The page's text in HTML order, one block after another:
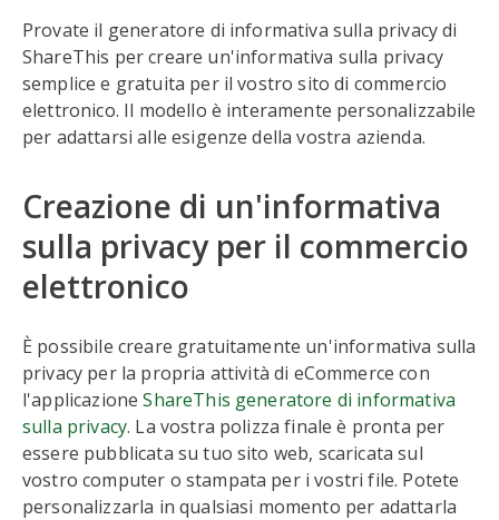
Provate il generatore di informativa sulla privacy di
ShareThis per creare un'informativa sulla privacy
semplice e gratuita per il vostro sito di commercio
elettronico. Il modello è interamente personalizzabile
per adattarsi alle esigenze della vostra azienda.
Creazione di un'informativa
sulla privacy per il commercio
elettronico
È possibile creare gratuitamente un'informativa sulla
privacy per la propria attività di eCommerce con
l'applicazioneShareThis generatore di informativa
sulla privacy. La vostra polizza finale è pronta per
essere pubblicata su tuo sito web, scaricata sul
vostro computer o stampata per i vostri file. Potete
personalizzarla in qualsiasi momento per adattarla